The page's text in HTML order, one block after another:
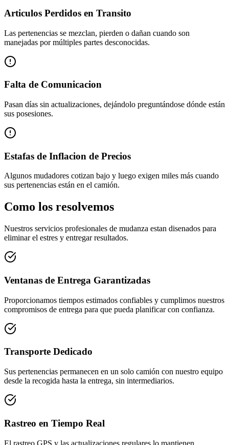
Articulos Perdidos en Transito
Las pertenencias se mezclan, pierden o dañan cuando son
manejadas por múltiples partes desconocidas.
Falta de Comunicacion
Pasan días sin actualizaciones, dejándolo preguntándose dónde están
sus posesiones.
Estafas de Inflacion de Precios
Algunos mudadores cotizan bajo y luego exigen miles más cuando
sus pertenencias están en el camión.
Como los resolvemos
Nuestros servicios profesionales de mudanza estan disenados para
eliminar el estres y entregar resultados.
Ventanas de Entrega Garantizadas
Proporcionamos tiempos estimados confiables y cumplimos nuestros
compromisos de entrega para que pueda planificar con confianza.
Transporte Dedicado
Sus pertenencias permanecen en un solo camión con nuestro equipo
desde la recogida hasta la entrega, sin intermediarios.
Rastreo en Tiempo Real
El rastreo GPS y las actualizaciones regulares lo mantienen